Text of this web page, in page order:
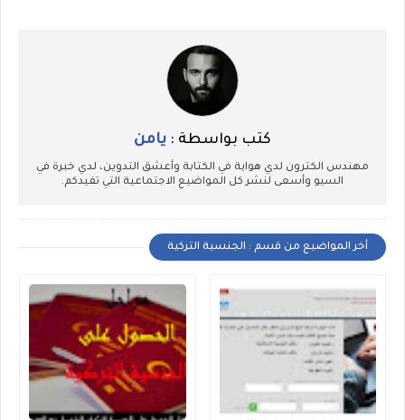
كتب بواسطة : يامن
مهندس الكترون لدي هواية في الكتابة وأعشق التدوين، لدي خبرة في
السيو وأسعى لنشر كل المواضيع الاجتماعية التي تفيدكم.
أخر المواضيع من قسم : الجنسية التركية